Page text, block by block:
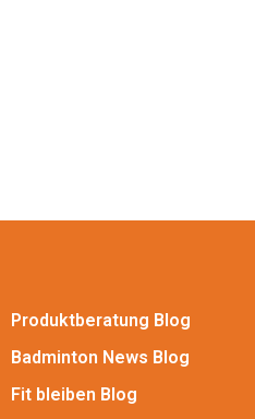
Produktberatung Blog
Badminton News Blog
Fit bleiben Blog